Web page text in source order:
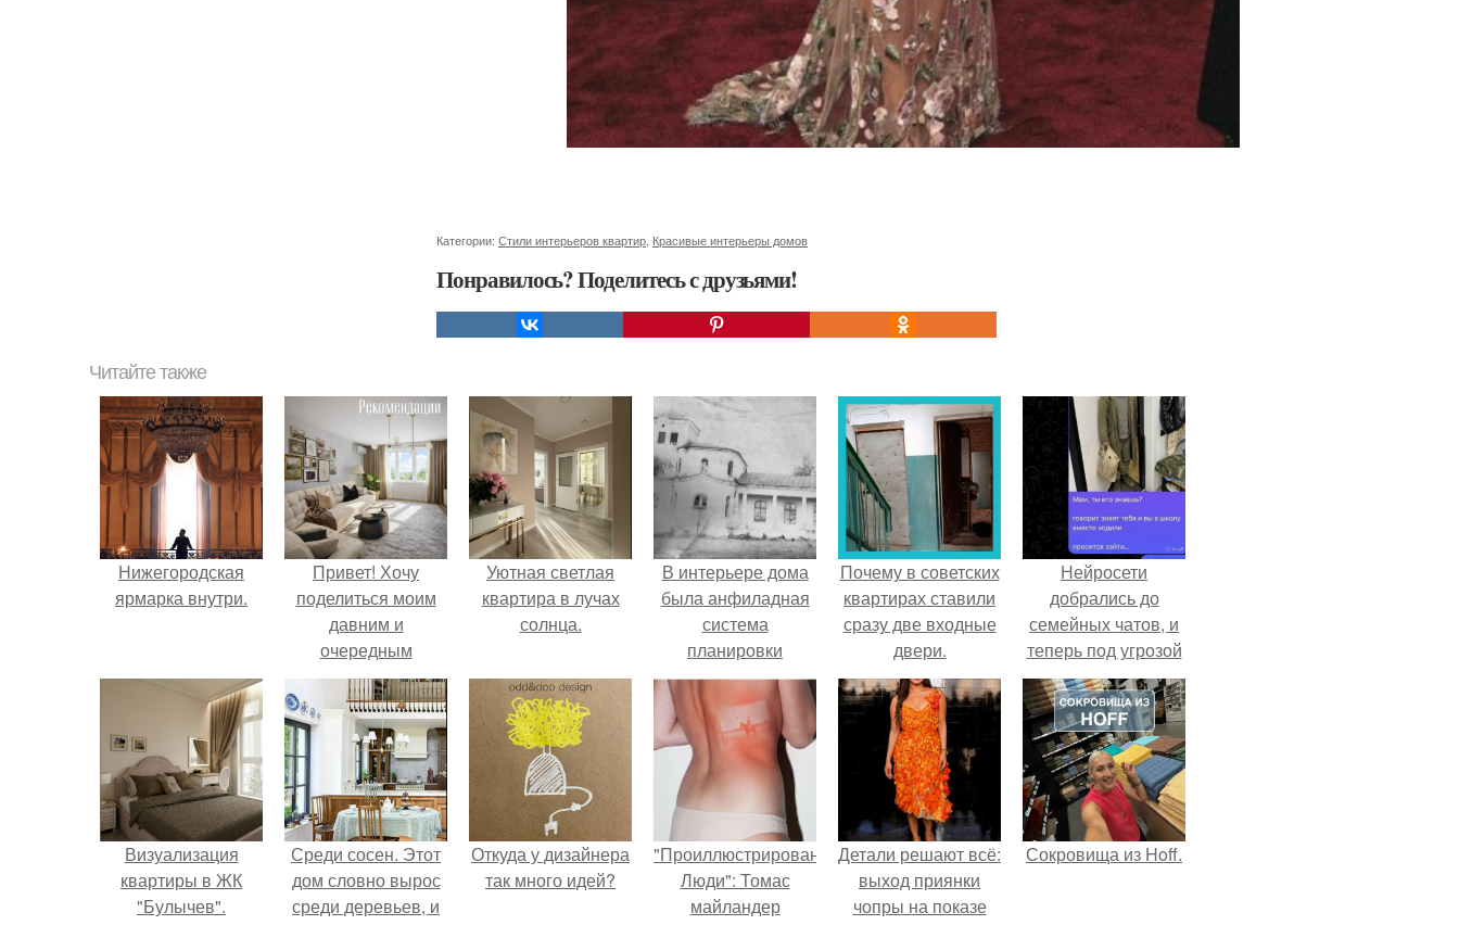
Категории: Стили интерьеров квартир Красивые интерьеры домов
Понравилось? Поделитесь с друзьями!
Читайте также
Нижегородская
ярмарка внутри.
Привет! Хочу
поделиться моим
давним и
очередным
неопубликованным
проектом.
Уютная светлая
квартира в лучах
солнца.
В интерьере дома
была анфиладная
система
планировки
объединена с
коридорной.
Почему в советских
квартирах ставили
сразу две входные
двери.
Нейросети
добрались до
семейных чатов, и
теперь под угрозой
мамины нервы.
Визуализация
квартиры в ЖК
"Булычев".
Среди сосен. Этот
дом словно вырос
среди деревьев, и
Откуда у дизайнера
так много идей?
"Проиллюстрированные
Люди": Томас
майландер
Детали решают всё:
выход приянки
чопры на показе
Сокровища из Hoff.